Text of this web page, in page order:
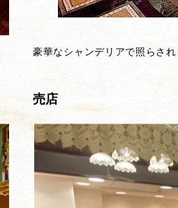
豪華なシャンデリアで照らさ
売店